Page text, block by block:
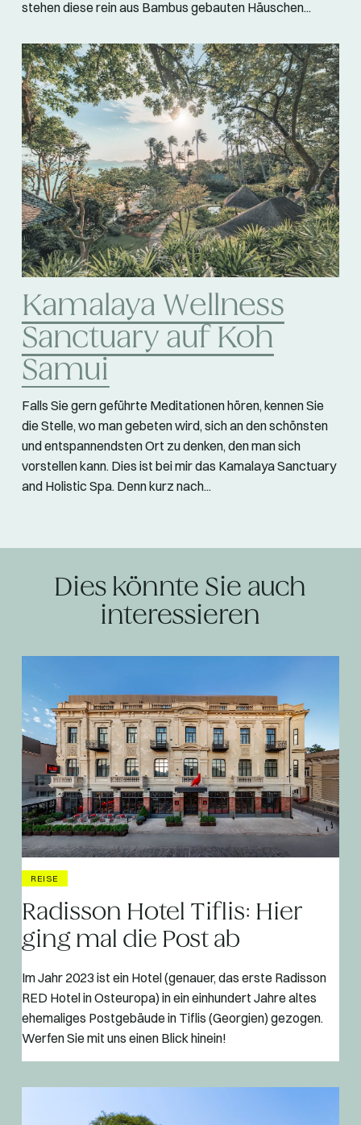
stehen diese rein aus Bambus gebauten Häuschen...
Kamalaya Wellness
Sanctuary auf Koh
Samui
Falls Sie gern geführte Meditationen hören, kennen Sie
die Stelle, wo man gebeten wird, sich an den schönsten
und entspannendsten Ort zu denken, den man sich
vorstellen kann. Dies ist bei mir das Kamalaya Sanctuary
and Holistic Spa. Denn kurz nach...
Dies könnte Sie auch
interessieren
REISE
Radisson Hotel Tiflis: Hier
ging mal die Post ab
Im Jahr 2023 ist ein Hotel (genauer, das erste Radisson
RED Hotel in Osteuropa) in ein einhundert Jahre altes
ehemaliges Postgebäude in Tiflis (Georgien) gezogen.
Werfen Sie mit uns einen Blick hinein!